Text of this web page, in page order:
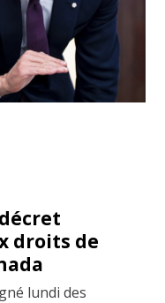
droits de
lundi des